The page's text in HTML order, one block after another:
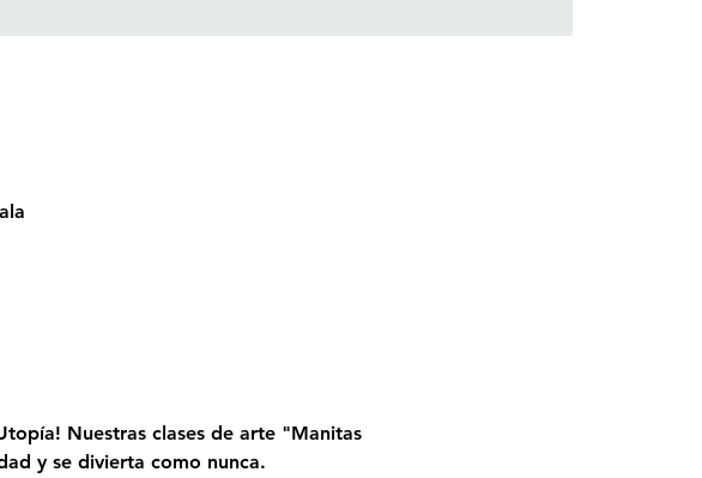
Nuestras clases de arte "Manitas
y se divierta como nunca.